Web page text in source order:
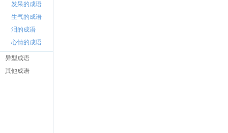
发呆的成语
生气的成语
泪的成语
心情的成语
异型成语
其他成语